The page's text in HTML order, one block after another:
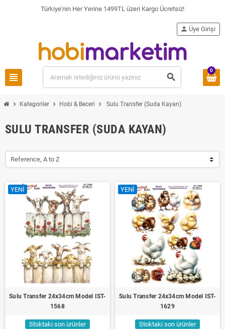
Türkiye'nin Her Yerine 1499TL üzeri Kargo Ücretsiz!
view_headline search
person Üye Girişi
0
chevron_right Kategoriler chevron_right Hobi & Beceri chevron_right Sulu Transfer (Suda Kayan)
SULU TRANSFER (SUDA KAYAN)
Reference, A to Z
YENI
Sulu Transfer 24x34cm Model IST-
1568
Stoktaki son ürünler
YENI
Sulu Transfer 24x34cm Model IST-
1629
Stoktaki son ürünler